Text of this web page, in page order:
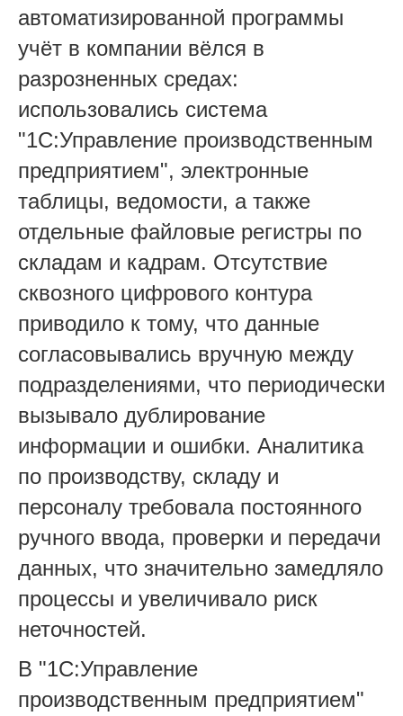
автоматизированной программы
учёт в компании вёлся в
разрозненных средах:
использовались система
"1С:Управление производственным
предприятием", электронные
таблицы, ведомости, а также
отдельные файловые регистры по
складам и кадрам. Отсутствие
сквозного цифрового контура
приводило к тому, что данные
согласовывались вручную между
подразделениями, что периодически
вызывало дублирование
информации и ошибки. Аналитика
по производству, складу и
персоналу требовала постоянного
ручного ввода, проверки и передачи
данных, что значительно замедляло
процессы и увеличивало риск
неточностей.
В "1С:Управление
производственным предприятием"